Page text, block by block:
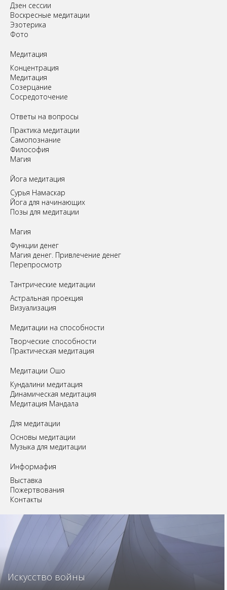
Дзен сессии
Воскресные медитации
Эзотерика
Фото
Медитация
Концентрация
Медитация
Созерцание
Сосредоточение
Ответы на вопросы
Практика медитации
Самопознание
Философия
Магия
Йога медитация
Сурья Намаскар
Йога для начинающих
Позы для медитации
Магия
Функции денег
Магия денег. Привлечение денег
Перепросмотр
Tантрические медитации
Астральная проекция
Визуализация
Медитации на способности
Творческие способности
Практическая медитация
Медитации Ошо
Кундалини медитация
Динамическая медитация
Медитация Мандала
Для медитации
Основы медитации
Музыка для медитации
Информафия
Выставка
Пожертвования
Контакты
Искусство войны